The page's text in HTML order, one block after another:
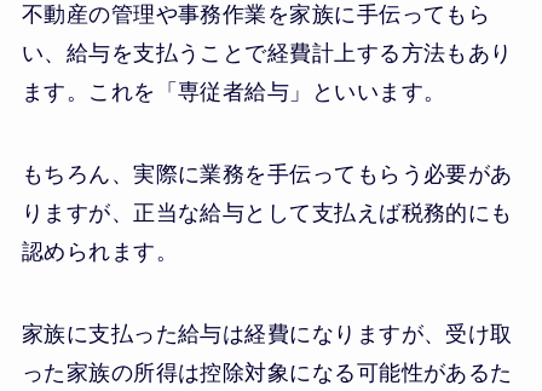
不動産の管理や事務作業を家族に手伝ってもら
い、給与を支払うことで経費計上する方法もあり
ます。これを「専従者給与」といいます。
もちろん、実際に業務を手伝ってもらう必要があ
りますが、正当な給与として支払えば税務的にも
認められます。
家族に支払った給与は経費になりますが、受け取
った家族の所得は控除対象になる可能性があるた